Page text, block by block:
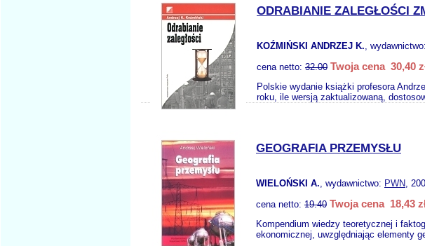
ODRABIANIE ZALEGŁOŚCI
KOŹMIŃSKI ANDRZEJ K., wydawnictwo:
cena netto: 32.00 Twoja cena 30,40
Polskie wydanie książki profesora
roku, ile wersją zaktualizowaną,
GEOGRAFIA PRZEMYSŁU
WIELOŃSKI A., wydawnictwo: PWN,
cena netto: 19.40 Twoja cena 18,43
Kompendium wiedzy teoretycznej i
ekonomicznej, uwzględniając elementy